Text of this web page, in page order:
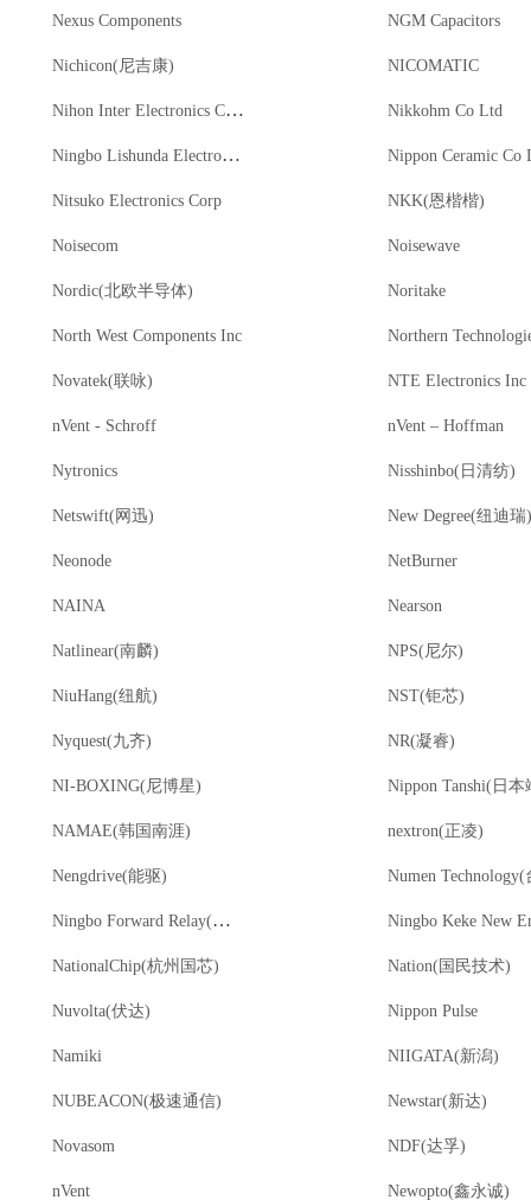
Nexus Components NGM Capacitors
Nichicon(尼吉康) NICOMATIC
Nihon Inter Electronics Corporation Nikkohm Co Ltd
Ningbo Lishunda Electronics Co Ltd Nippon Ceramic Co
Nitsuko Electronics Corp NKK(恩楷楷)
Noisecom Noisewave
Nordic(北欧半导体) Noritake
North West Components Inc
Novatek(联咏) NTE Electronics Inc
nVent - Schroff nVent – Hoffman
Nytronics Nisshinbo(日清纺)
Netswift(网迅) New Degree(纽迪瑞)
Neonode NetBurner
NAINA Nearson
Natlinear(南麟) NPS(尼尔)
NiuHang(纽航) NST(钜芯)
Nyquest(九齐) NR(凝睿)
NI-BOXING(尼博星) Nippon Tanshi(日本
NAMAE(韩国南涯) nextron(正凌)
Nengdrive(能驱)
Ningbo Forward Relay(福特)
NationalChip(杭州国芯) Nation(国民技术)
Nuvolta(伏达) Nippon Pulse
Namiki NIIGATA(新潟)
NUBEACON(极速通信) Newstar(新达)
Novasom NDF(达孚)
nVent Newopto(鑫永诚)